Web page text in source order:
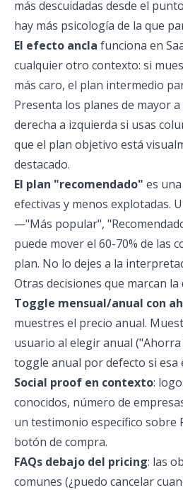
más descuidadas desde el
hay más psicología de la que
El efecto ancla funciona en
cualquier otro contexto: si
más caro, el plan intermedio
Presenta los planes de mayor
derecha a izquierda si usas
que el plan objetivo está
destacado.
El plan "recomendado" es
efectivas y menos explotadas.
—"Más popular",
puede mover el 60-70% de las
plan. No lo dejes a la
Otras decisiones que marcan la
Toggle mensual/anual con
muestres el precio anual.
usuario al elegir anual ("Ahorra
toggle anual por defecto si esa
Social proof en contexto:
conocidos, número de
un testimonio específico sobre
botón de compra.
FAQs debajo del pricing: las
comunes (¿puedo cancelar